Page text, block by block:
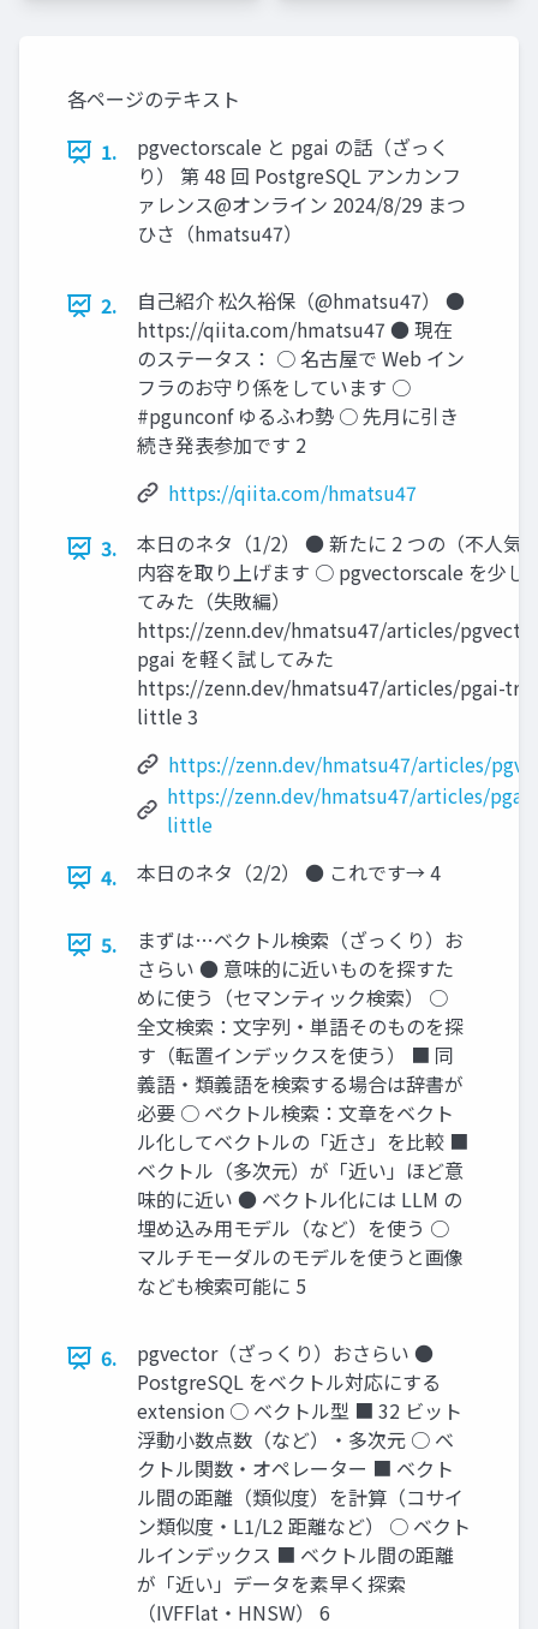
各ページのテキスト
1.
pgvectorscale と pgai の話（ざっく
り） 第 48 回 PostgreSQL アンカンフ
ァレンス@オンライン 2024/8/29 まつ
ひさ（hmatsu47）
2.
自己紹介 松久裕保（@hmatsu47） ●
https://qiita.com/hmatsu47 ● 現在
のステータス： ○ 名古屋で Web イン
フラのお守り係をしています ○
#pgunconf ゆるふわ勢 ○ 先月に引き
続き発表参加です 2
https://qiita.com/hmatsu47
3.
本日のネタ（1/2） ● 新たに 2 つの（不人気
内容を取り上げます ○ pgvectorscale を少し
てみた（失敗編）
https://zenn.dev/hmatsu47/articles/
pgai を軽く試してみた
https://zenn.dev/hmatsu47/articles/pgai-
little 3
https://zenn.dev/hmatsu47/articles/
https://zenn.dev/hmatsu47/articles/
little
4.
本日のネタ（2/2） ● これです→ 4
5.
まずは…ベクトル検索（ざっくり）お
さらい ● 意味的に近いものを探すた
めに使う（セマンティック検索） ○
全文検索：文字列・単語そのものを探
す（転置インデックスを使う） ■ 同
義語・類義語を検索する場合は辞書が
必要 ○ ベクトル検索：文章をベクト
ル化してベクトルの「近さ」を比較 ■
ベクトル（多次元）が「近い」ほど意
味的に近い ● ベクトル化には LLM の
埋め込み用モデル（など）を使う ○
マルチモーダルのモデルを使うと画像
なども検索可能に 5
6.
pgvector（ざっくり）おさらい ●
PostgreSQL をベクトル対応にする
extension ○ ベクトル型 ■ 32 ビット
浮動小数点数（など）・多次元 ○ ベ
クトル関数・オペレーター ■ ベクト
ル間の距離（類似度）を計算（コサイ
ン類似度・L1/L2 距離など） ○ ベクト
ルインデックス ■ ベクトル間の距離
が「近い」データを素早く探索
（IVFFlat・HNSW） 6